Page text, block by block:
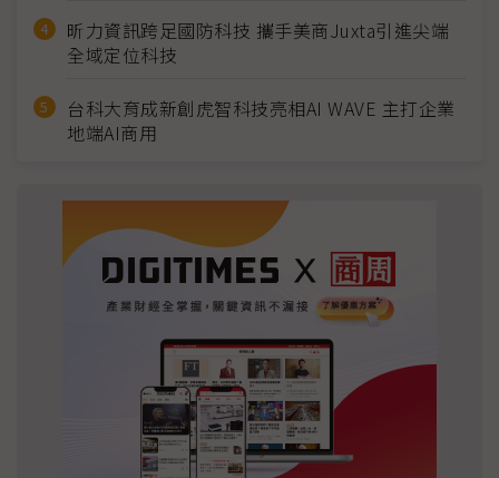
昕力資訊跨足國防科技 攜手美商Juxta引進尖端
全域定位科技
台科大育成新創虎智科技亮相AI WAVE 主打企業
地端AI商用